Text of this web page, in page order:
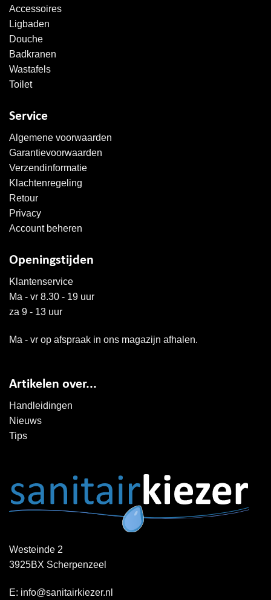
Accessoires
Ligbaden
Douche
Badkranen
Wastafels
Toilet
Service
Algemene voorwaarden
Garantievoorwaarden
Verzendinformatie
Klachtenregeling
Retour
Privacy
Account beheren
Openingstijden
Klantenservice
Ma - vr 8.30 - 19 uur
za 9 - 13 uur
Ma - vr op afspraak in ons magazijn afhalen.
Artikelen over...
Handleidingen
Nieuws
Tips
Westeinde 2
3925BX Scherpenzeel
E: info@sanitairkiezer.nl